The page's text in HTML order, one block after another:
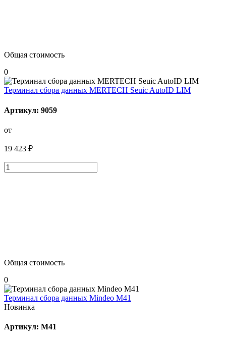
Общая стоимость
0
Терминал сбора данных MERTECH Seuic AutoID LIM
Артикул: 9059
от
19 423 ₽
Общая стоимость
0
Терминал сбора данных Mindeo M41
Новинка
Артикул: M41